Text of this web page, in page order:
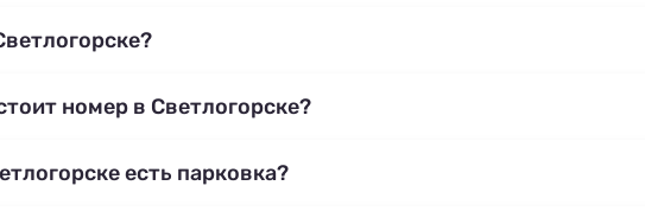
номер в Светлогорске?
есть парковка?